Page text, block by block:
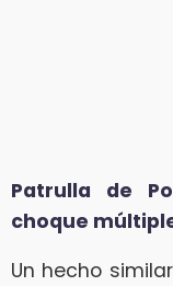
Patrulla de
choque
Un hecho